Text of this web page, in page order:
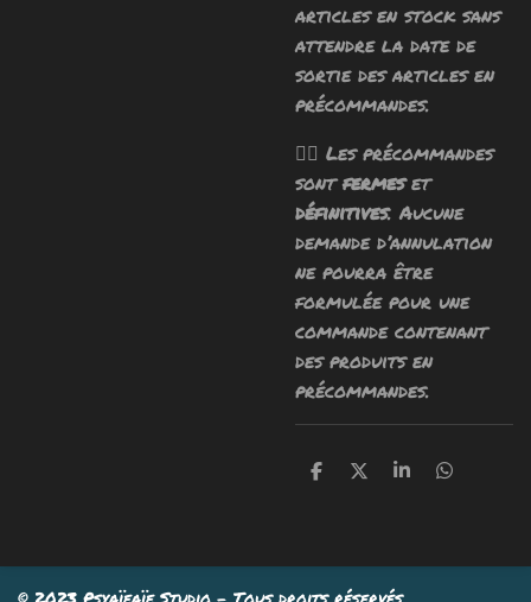
articles en stock sans
attendre la date de
sortie des articles en
précommandes.
🧙‍♂️ Les précommandes
sontfermeset
définitives. Aucune
demande d’annulation
ne pourra être
formulée pour une
commande contenant
des produits en
précommandes.
P
g
e
P
g
e
P
g
e
P
g
© 2023 Psyaïeaïe Studio - Tous droits réservés